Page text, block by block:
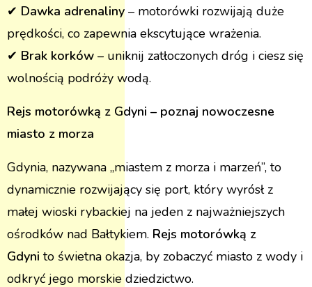
✔ Dawka adrenaliny – motorówki rozwijają duże
prędkości, co zapewnia ekscytujące wrażenia.
✔ Brak korków – uniknij zatłoczonych dróg i ciesz się
wolnością podróży wodą​.
Rejs motorówką z Gdyni – poznaj nowoczesne
miasto z morza
Gdynia, nazywana „miastem z morza i marzeń”, to
dynamicznie rozwijający się port, który wyrósł z
małej wioski rybackiej na jeden z najważniejszych
ośrodków nad Bałtykiem​. Rejs motorówką z
Gdyni to świetna okazja, by zobaczyć miasto z wody i
odkryć jego morskie dziedzictwo.